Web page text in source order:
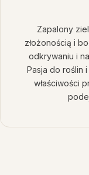
Zapalony
złożonością i
odkrywaniu i
Pasja do roślin
właściwości